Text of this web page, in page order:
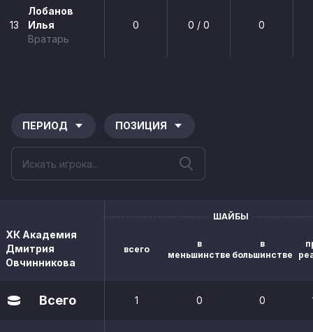
13
Лобанов
Илья
Вратарь
0 0 / 0 0
ПЕРИОД ПОЗИЦИЯ
ХК Академия
Дмитрия
Овчинникова
ШАЙБЫ
всего
в
меньшинстве
в
большинстве
Всего 1 0 0